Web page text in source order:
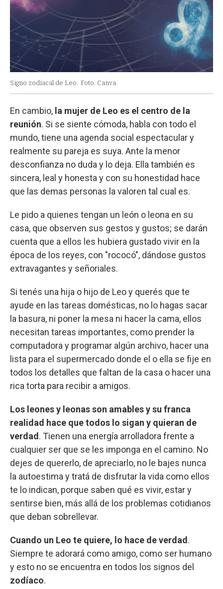
Signo zodiacal de Leo. Foto: Canva.
En cambio, la mujer de Leo es el centro de la
reunión. Si se siente cómoda, habla con todo el
mundo, tiene una agenda social espectacular y
realmente su pareja es suya. Ante la menor
desconfianza no duda y lo deja. Ella también es
sincera, leal y honesta y con su honestidad hace
que las demas personas la valoren tal cual es.
Le pido a quienes tengan un león o leona en su
casa, que observen sus gestos y gustos; se darán
cuenta que a ellos les hubiera gustado vivir en la
época de los reyes, con "rococó", dándose gustos
extravagantes y señoriales.
Si tenés una hija o hijo de Leo y querés que te
ayude en las tareas domésticas, no lo hagas sacar
la basura, ni poner la mesa ni hacer la cama, ellos
necesitan tareas importantes, como prender la
computadora y programar algún archivo, hacer una
lista para el supermercado donde el o ella se fije en
todos los detalles que faltan de la casa o hacer una
rica torta para recibir a amigos.
Los leones y leonas son amables y su franca
realidad hace que todos lo sigan y quieran de
verdad. Tienen una energía arrolladora frente a
cualquier ser que se les imponga en el camino. No
dejes de quererlo, de apreciarlo, no le bajes nunca
la autoestima y tratá de disfrutar la vida como ellos
te lo indican, porque saben qué es vivir, estar y
sentirse bien, más allá de los problemas cotidianos
que deban sobrellevar.
Cuando un Leo te quiere, lo hace de verdad.
Siempre te adorará como amigo, como ser humano
y esto no se encuentra en todos los signos del
zodíaco.